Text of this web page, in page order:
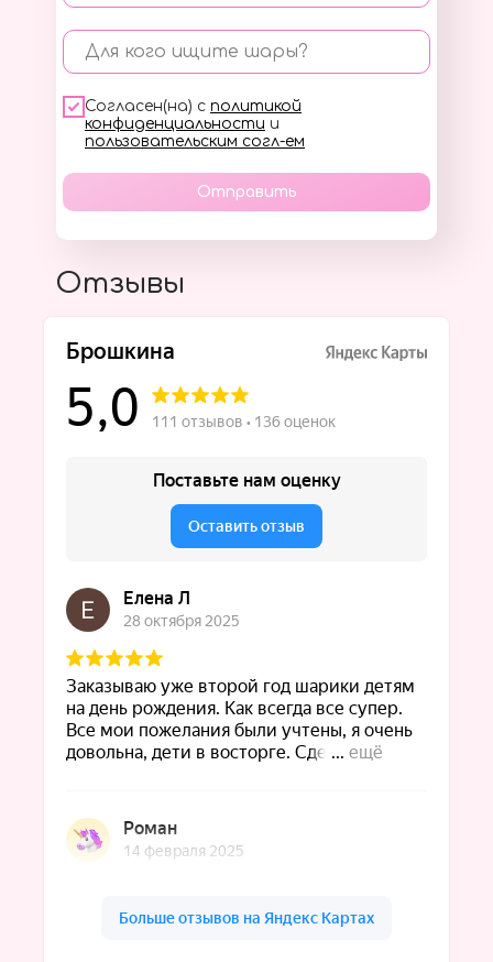
Для кого ищите шары?
Согласен(на) с политикой
конфиденциальности и
пользовательским согл-ем
Отправить
Отзывы